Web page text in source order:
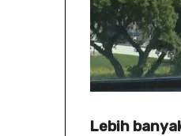
Lebih